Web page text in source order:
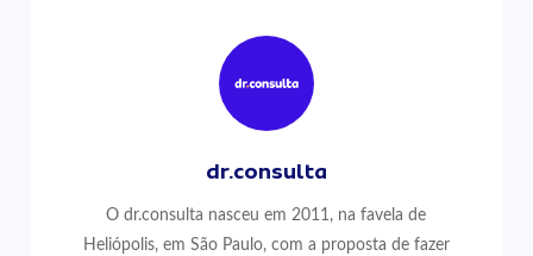
dr.consulta
O dr.consulta nasceu em 2011, na favela de
Heliópolis, em São Paulo, com a proposta de fazer